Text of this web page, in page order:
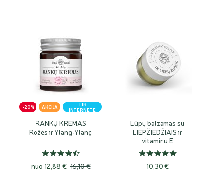
-20% AKCIJA
TIK
INTERNETE
RANKŲ KREMAS
Rožės ir Ylang-Ylang
nuo 12,88 € 16,10 €
Lūpų balzamas su
LIEPŽIEDŽIAIS ir
vitaminu E
10,30 €